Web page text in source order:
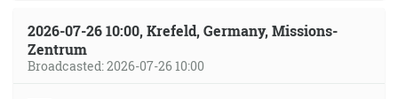
2026-07-26 10:00, Krefeld, Germany, Missions-
Zentrum
Broadcasted: 2026-07-26 10:00